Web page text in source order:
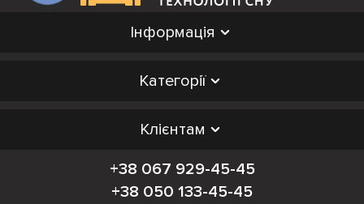
Інформація
Категорії
Клієнтам
+38 067 929-45-45
+38 050 133-45-45